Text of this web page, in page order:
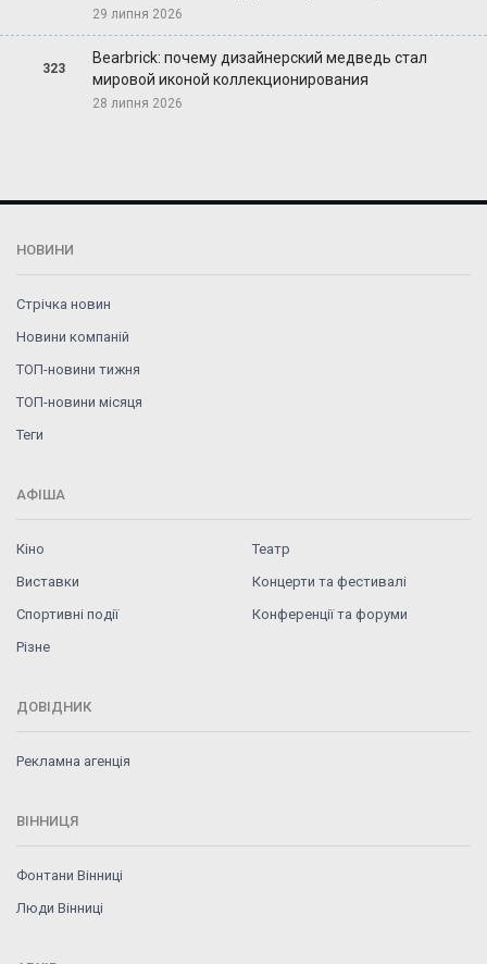
29 липня 2026
323
Bearbrick: почему дизайнерский медведь стал
мировой иконой коллекционирования
28 липня 2026
НОВИНИ
Стрічка новин
Новини компаній
ТОП-новини тижня
ТОП-новини місяця
Теги
АФІША
Кіно
Театр
Виставки
Концерти та фестивалі
Спортивні події
Конференції та форуми
Різне
ДОВІДНИК
Рекламна агенція
ВІННИЦЯ
Фонтани Вінниці
Люди Вінниці